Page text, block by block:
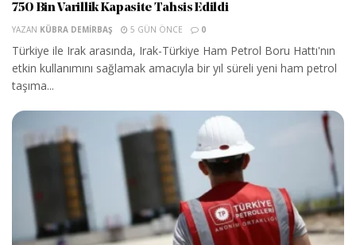
750 Bin Varillik Kapasite Tahsis Edildi
YAZAN KÜBRA DEMIRBAŞ 5 GÜN ÖNCE 0
Türkiye ile Irak arasında, Irak-Türkiye Ham Petrol Boru Hattı'nın
etkin kullanımını sağlamak amacıyla bir yıl süreli yeni ham petrol
taşıma...